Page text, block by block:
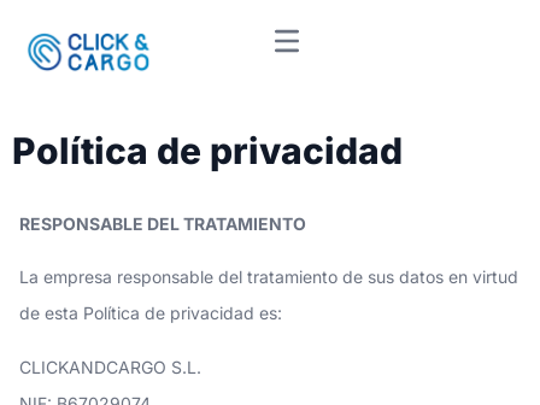
Política de privacidad
RESPONSABLE DEL TRATAMIENTO
La empresa responsable del tratamiento de sus datos en virtud
de esta Política de privacidad es:
CLICKANDCARGO S.L.